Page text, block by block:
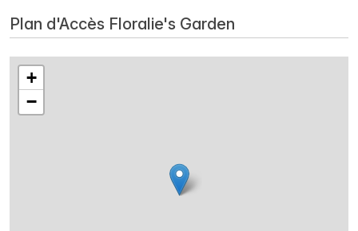
Plan d'Accès Floralie's Garden
+
−